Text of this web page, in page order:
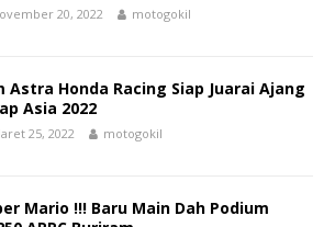
20, 2022 motogokil
Astra Honda Racing Siap Juarai Ajang
Asia 2022
25, 2022 motogokil
Mario !!! Baru Main Dah Podium